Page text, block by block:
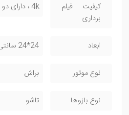
کیفیت فیلم
برداری
4k ، دارای دو عدد دوربین
ابعاد 24*24 سانتی متر
نوع موتور براش
نوع بازوها تاشو